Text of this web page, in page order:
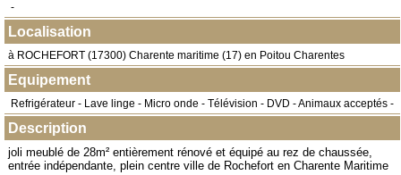
-
Localisation
à ROCHEFORT (17300) Charente maritime (17) en Poitou Charentes
Equipement
Refrigérateur - Lave linge - Micro onde - Télévision - DVD - Animaux acceptés -
Description
joli meublé de 28m² entièrement rénové et équipé au rez de chaussée,
entrée indépendante, plein centre ville de Rochefort en Charente Maritime